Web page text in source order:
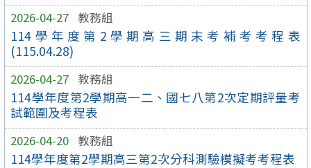
2026-04-27 教務組
114學年度第2學期高三期末考補考考程表
(115.04.28)
2026-04-27 教務組
114學年度第2學期高一二、國七八第2次定期評量考
試範圍及考程表
2026-04-20 教務組
114學年度第2學期高三第2次分科測驗模擬考考程表